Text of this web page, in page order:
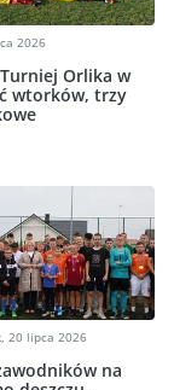
2026
Orlika w
wtorków, trzy
20 lipca 2026
na